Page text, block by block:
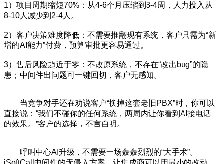
1）项目周期缩短70%：从4-6个月压缩到3-4周，人力投入从
8-10人减少到2-4人。
2）客户决策难度降低：不需要推翻现有系统，客户只需为“新
增的AI能力”付费，预算审批更容易通过。
3）售后风险趋近于零：不改原系统，不存在“改出bug”的隐
患；中间件出问题可一键回切，客户无感知。
当竞争对手还在劝说客户“换掉这套老旧PBX”时，你可以
直接说：“我们不碰你的任何系统，两周内让你看到AI接电话
的效果。”客户的选择，不言自明。
呼叫中心AI升级，不需要一场轰轰烈烈的“大手术”。
iSoftCall中间件的无侵入方案，让集成商可以用最小的改动、